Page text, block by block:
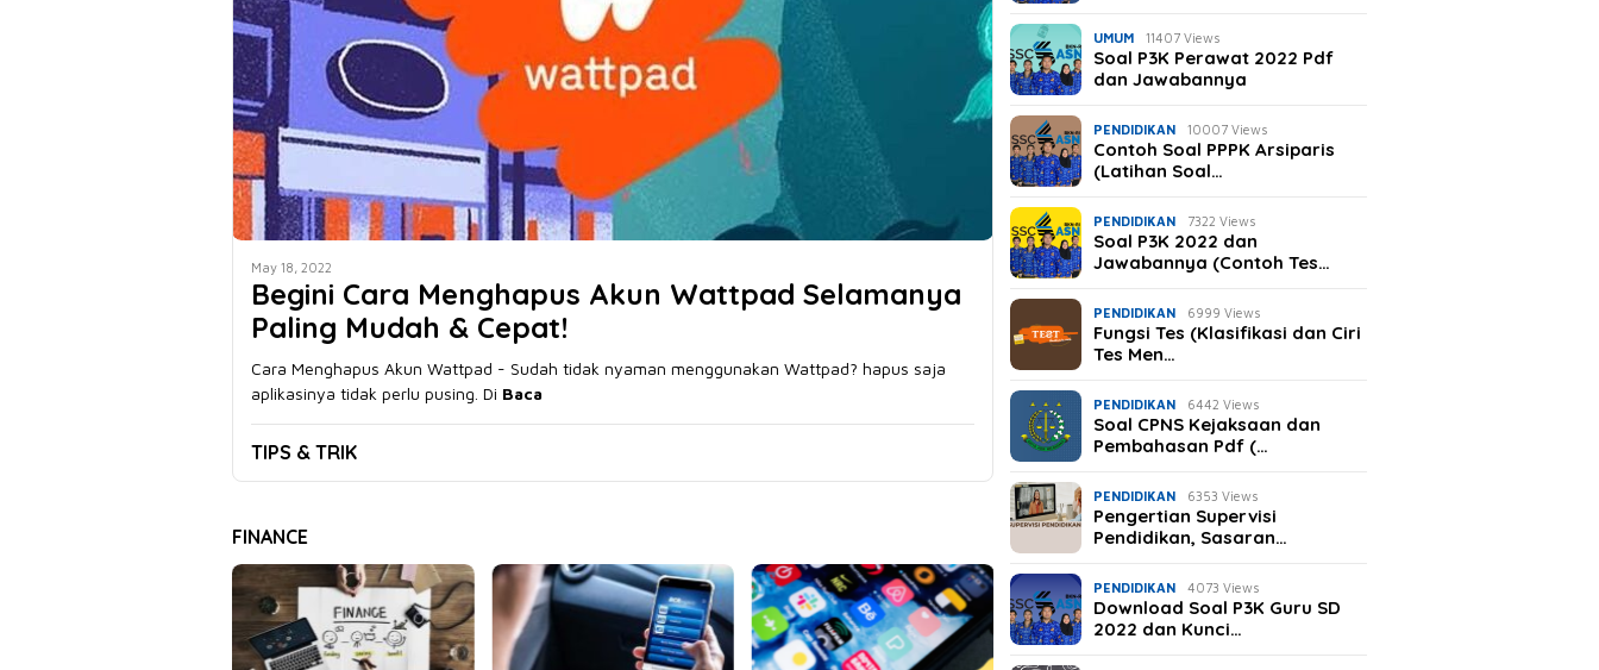
May 18, 2022
Begini Cara Menghapus Akun Wattpad Selamanya
Paling Mudah & Cepat!
Cara Menghapus Akun Wattpad - Sudah tidak nyaman menggunakan Wattpad? hapus saja
aplikasinya tidak perlu pusing. Di Baca
TIPS & TRIK
FINANCE
UMUM 11407 Views
Soal P3K Perawat 2022 Pdf
dan Jawabannya
PENDIDIKAN 10007 Views
Contoh Soal PPPK Arsiparis
(Latihan Soal…
PENDIDIKAN 7322 Views
Soal P3K 2022 dan
Jawabannya (Contoh Tes…
PENDIDIKAN 6999 Views
Fungsi Tes (Klasifikasi dan Ciri
Tes Men…
PENDIDIKAN 6442 Views
Soal CPNS Kejaksaan dan
Pembahasan Pdf (…
PENDIDIKAN 6353 Views
Pengertian Supervisi
Pendidikan, Sasaran…
PENDIDIKAN 4073 Views
Download Soal P3K Guru SD
2022 dan Kunci…